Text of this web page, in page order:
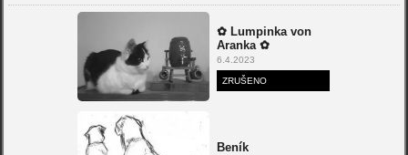
✿ Lumpinka von
Aranka ✿
6.4.2023
ZRUŠENO
Beník